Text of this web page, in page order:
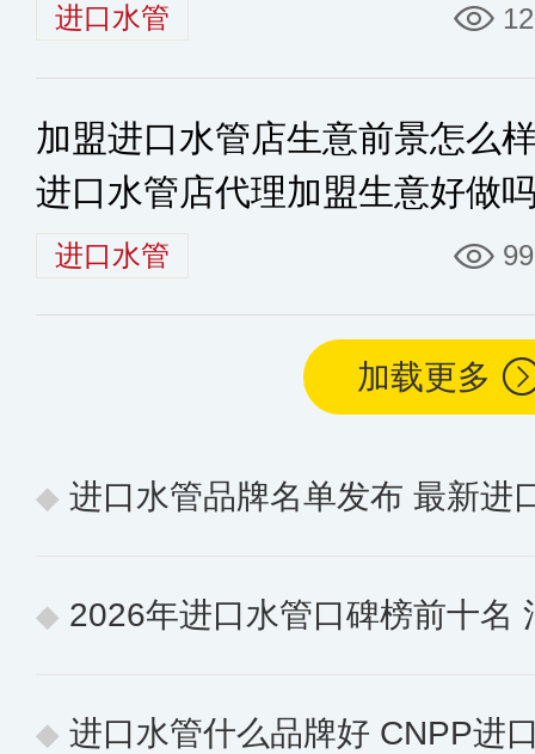
进口水管
加盟进口水管店生意前景怎么
进口水管店代理加盟生意好做
进口水管 99
加载更多
进口水管品牌名单发布 最新进
2026年进口水管口碑榜前十名 消费
进口水管什么品牌好 CNPP进口水管